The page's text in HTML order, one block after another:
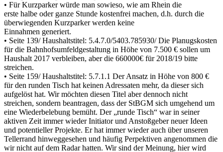
• Für Kurzparker würde man sowieso, wie am Rhein die
erste halbe oder ganze Stunde kostenfrei machen, d.h. durch die
überwiegenden Kurzparker werden keine
Einnahmen generiert.
• Seite 139/ Haushaltstitel: 5.4.7.0/5403.785930/ Die Planugskosten
für die Bahnhofsumfeldgestaltung in Höhe von 7.500 € sollen um
Haushalt 2017 verbleiben, aber die 660000€ für 2018/19 bitte
streichen.
• Seite 159/ Haushaltstitel: 5.7.1.1 Der Ansatz in Höhe von 800 €
für den runden Tisch hat keinen Adressaten mehr, da dieser sich
aufgelöst hat. Wir möchten diesen Titel aber dennoch nicht
streichen, sondern beantragen, dass der StBGM sich umgehend um
eine Wiederbelebung bemüht. Der „runde Tisch“ war in seiner
aktiven Zeit immer wieder Initiator und Anstoßgeber neuer Ideen
und potentieller Projekte. Er hat immer wieder auch über unseren
Tellerrand hinweggesehen und häufig Perpektiven angenommen die
wir nicht auf dem Radar hatten. Wir sind der Meinung, hier wird